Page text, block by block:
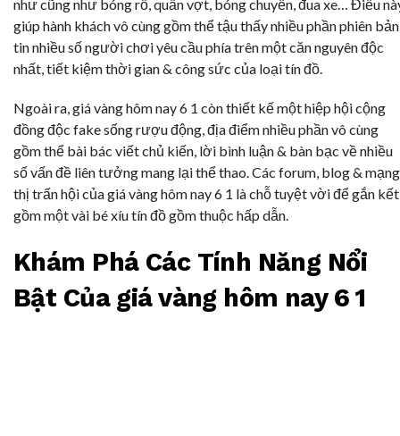
như cũng như bóng rổ, quần vợt, bóng chuyền, đua xe… Điều
giúp hành khách vô cùng gồm thể tậu thấy nhiều phần phiên bản
tin nhiều số người chơi yêu cầu phía trên một căn nguyên độc
nhất, tiết kiệm thời gian & công sức của loại tín đồ.
Ngoài ra, giá vàng hôm nay 6 1 còn thiết kế một hiệp hội cộng
đồng độc fake sống rượu động, địa điểm nhiều phần vô cùng
gồm thể bài bác viết chủ kiến, lời bình luận & bàn bạc về nhiều
số vấn đề liên tưởng mang lại thể thao. Các forum, blog & mạng
thị trấn hội của giá vàng hôm nay 6 1 là chỗ tuyệt vời để gắn kết
gồm một vài bé xíu tín đồ gồm thuộc hấp dẫn.
Khám Phá Các Tính Năng Nổi
Bật Của giá vàng hôm nay 6 1